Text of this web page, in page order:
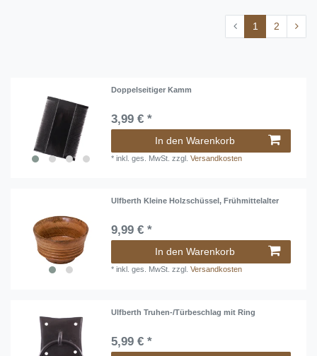
1 2
Doppelseitiger Kamm
3,99 € *
In den Warenkorb
*inkl. ges. MwSt. zzgl.Versandkosten
Ulfberth Kleine Holzschüssel, Frühmittelalter
9,99 € *
In den Warenkorb
*inkl. ges. MwSt. zzgl.Versandkosten
Ulfberth Truhen-/Türbeschlag mit Ring
5,99 € *